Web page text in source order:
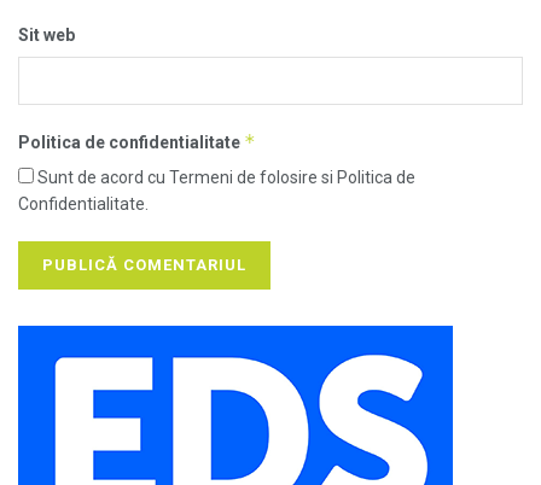
Sit web
Politica de confidentialitate *
Sunt de acord cu Termeni de folosire si Politica de
Confidentialitate.